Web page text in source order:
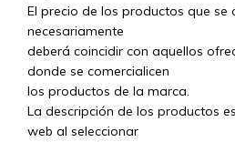
El precio de los productos que se
necesariamente
deberá coincidir con aquellos
donde se comercialicen
los productos de la marca.
La descripción de los productos
web al seleccionar